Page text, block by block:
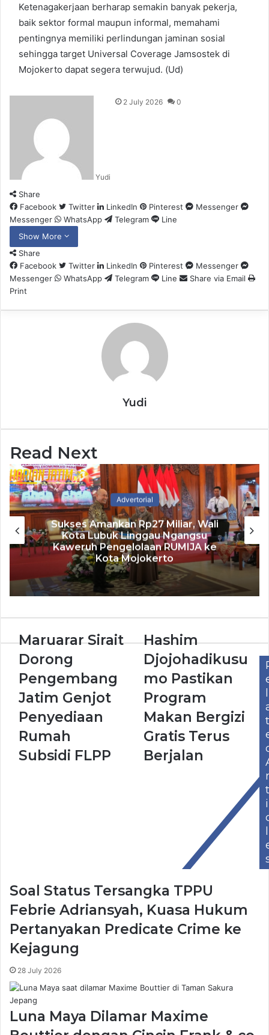
Ketenagakerjaan berharap semakin banyak pekerja,
baik sektor formal maupun informal, memahami
pentingnya memiliki perlindungan jaminan sosial
sehingga target Universal Coverage Jamsostek di
Mojokerto dapat segera terwujud. (Ud)
Yudi
2 July 2026 0
Share
Facebook
Twitter LinkedIn Pinterest
Messenger
Messenger
WhatsApp Telegram
Line
Show More
Share
Facebook
Twitter LinkedIn Pinterest
Messenger
Messenger
WhatsApp Telegram Line
Share via Email
Print
Yudi
Read Next
Advertorial
Sukses Amankan Rp27 Miliar, Wali
Kota Lubuk Linggau Ngangsu
Kaweruh Pengelolaan RUMIJA ke
Kota Mojokerto
Maruarar Sirait
Dorong
Pengembang
Jatim Genjot
Penyediaan
Rumah
Subsidi FLPP
Hashim
Djojohadikusu
mo Pastikan
Program
Makan Bergizi
Gratis Terus
Berjalan
l
t
r
t
i
l
Soal Status Tersangka TPPU
Febrie Adriansyah, Kuasa Hukum
Pertanyakan Predicate Crime ke
Kejagung
28 July 2026
Luna Maya Dilamar Maxime